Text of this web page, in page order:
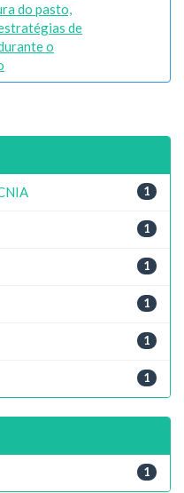
do pasto,
de
o
1
1
1
1
1
1
1